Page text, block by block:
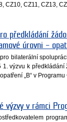
CZ10, CZ11, CZ13,
předkládání
úrovni –
bilaterální
1. výzvu k
„B“ v
výzvy v rámci